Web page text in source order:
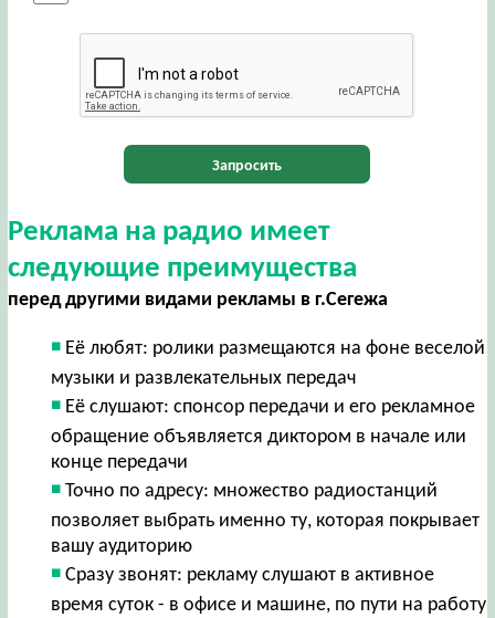
Запросить
Реклама на радио имеет
следующие преимущества
перед другими видами рекламы в г.Сегежа
Её любят: ролики размещаются на фоне веселой
музыки и развлекательных передач
Её слушают: спонсор передачи и его рекламное
обращение объявляется диктором в начале или
конце передачи
Точно по адресу: множество радиостанций
позволяет выбрать именно ту, которая покрывает
вашу аудиторию
Сразу звонят: рекламу слушают в активное
время суток - в офисе и машине, по пути на работу